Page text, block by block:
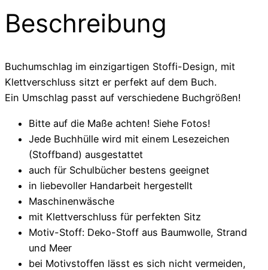
Beschreibung
Buchumschlag im einzigartigen Stoffi-Design, mit
Klettverschluss sitzt er perfekt auf dem Buch.
Ein Umschlag passt auf verschiedene Buchgrößen!
Bitte auf die Maße achten! Siehe Fotos!
Jede Buchhülle wird mit einem Lesezeichen
(Stoffband) ausgestattet
auch für Schulbücher bestens geeignet
in liebevoller Handarbeit hergestellt
Maschinenwäsche
mit Klettverschluss für perfekten Sitz
Motiv-Stoff: Deko-Stoff aus Baumwolle, Strand
und Meer
bei Motivstoffen lässt es sich nicht vermeiden,